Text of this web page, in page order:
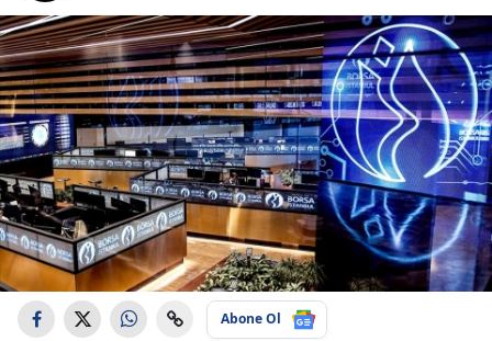
Abone Ol